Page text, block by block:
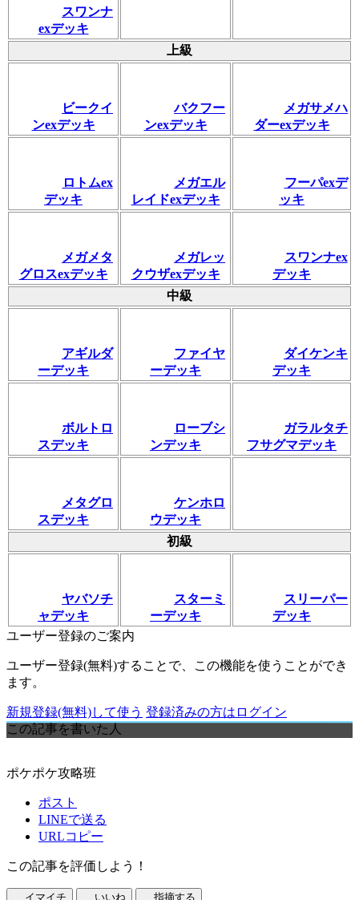
スワンナ
exデッキ
上級
ビークイ
ンexデッキ
バクフー
ンexデッキ
メガサメハ
ダーexデッキ
ロトムex
デッキ
メガエル
レイドexデッキ
フーパexデ
ッキ
メガメタ
グロスexデッキ
メガレッ
クウザexデッキ
スワンナex
デッキ
中級
アギルダ
ーデッキ
ファイヤ
ーデッキ
ダイケンキ
デッキ
ボルトロ
スデッキ
ローブシ
ンデッキ
ガラルタチ
フサグマデッキ
メタグロ
スデッキ
ケンホロ
ウデッキ
初級
ヤバソチ
ャデッキ
スターミ
ーデッキ
スリーパー
デッキ
ユーザー登録のご案内
ユーザー登録(無料)することで、この機能を使うことができ
ます。
新規登録(無料)して使う 登録済みの方はログイン
この記事を書いた人
ポケポケ攻略班
ポスト
LINEで送る
URLコピー
この記事を評価しよう！
イマイチ いいね 指摘する